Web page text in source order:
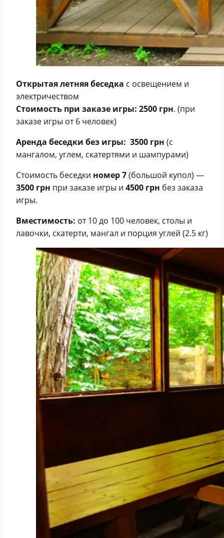
Открытая летняя беседка с освещением и
электричеством
Стоимость при заказе игры: 2500 грн. (при
заказе игры от 6 человек)
Аренда беседки без игры: 3500 грн (с
мангалом, углем, скатертями и шампурами)
Стоимость беседки номер 7(большой купол) —
3500 грн при заказе игры и 4500 грн без заказа
игры.
Вместимость: от 10 до 100 человек, столы и
лавочки, скатерти, мангал и порция углей (2.5 кг)